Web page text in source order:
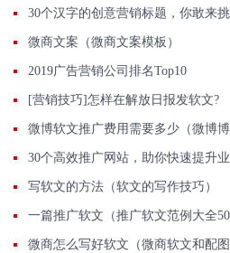
30个汉字的创意营销标题，你敢来
微商文案（微商文案模板）
2019广告营销公司排名Top10
[营销技巧]怎样在解放日报发软文?
微博软文推广费用需要多少（微博博
30个高效推广网站，助你快速提升业
写软文的方法（软文的写作技巧）
一篇推广软文（推广软文范例大全
微商怎么写好软文（微商软文和配图